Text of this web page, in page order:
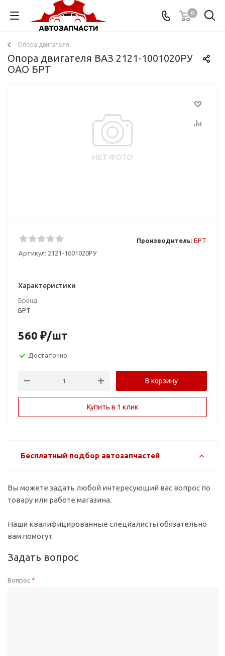
0
Опора двигателя
Опора двигателя ВАЗ 2121-1001020РУ
ОАО БРТ
Артикул: 2121-1001020РУ
Производитель: БРТ
Характеристики
Бренд
БРТ
560 ₽/шт
Достаточно
В корзину
Купить в 1 клик
Бесплатный подбор автозапчастей
Вы можете задать любой интересующий вас вопрос по
товару или работе магазина.
Наши квалифицированные специалисты обязательно
вам помогут.
Задать вопрос
Вопрос *